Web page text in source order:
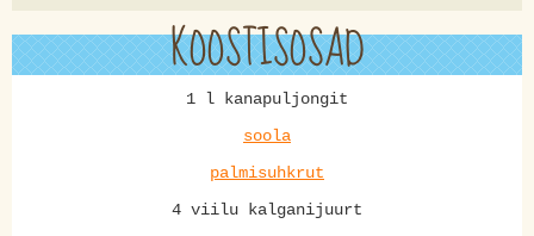
KOOSTISOSAD
1 l kanapuljongit
soola
palmisuhkrut
4 viilu kalganijuurt